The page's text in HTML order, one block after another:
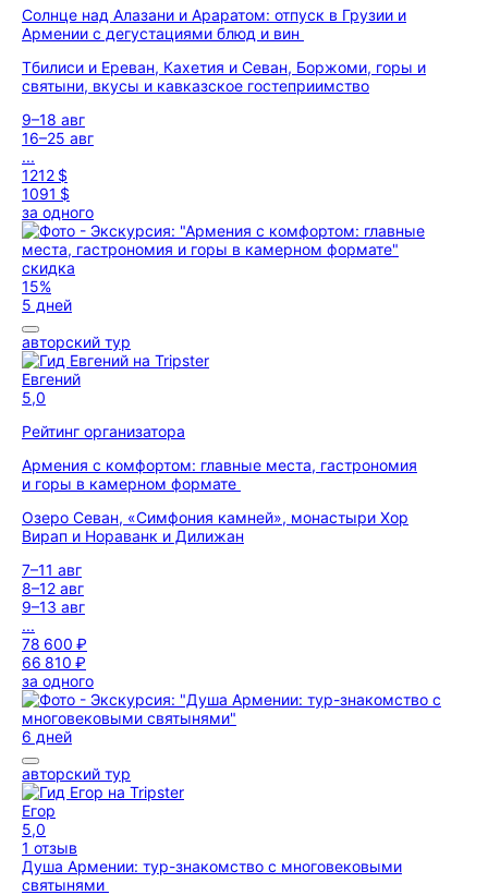
Солнце над Алазани и Араратом: отпуск в Грузии и
Армении с дегустациями блюд и вин
Тбилиси и Ереван, Кахетия и Севан, Боржоми, горы и
святыни, вкусы и кавказское гостеприимство
9–18 авг
16–25 авг
...
1212 $
1091 $
за одного
скидка
15%
5 дней
авторский тур
Евгений
5,0
Рейтинг организатора
Армения с комфортом: главные места, гастрономия
и горы в камерном формате
Озеро Севан, «Симфония камней», монастыри Хор
Вирап и Нораванк и Дилижан
7–11 авг
8–12 авг
9–13 авг
...
78 600 ₽
66 810 ₽
за одного
6 дней
авторский тур
Егор
5,0
1 отзыв
Душа Армении: тур-знакомство с многовековыми
святынями